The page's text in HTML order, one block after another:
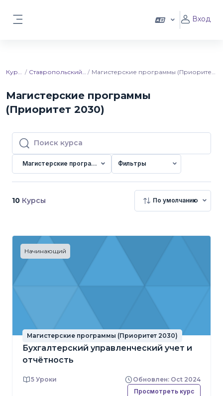
Вход
Курсы Ставропольский ГАУ Магистерские программы (Приоритет 2030)
Магистерские программы
(Приоритет 2030)
Поиск курса
Поиск курса
Магистерские программы (Приоритет 2030)
Фильтры
10 Курсы По умолчанию
Начинающий
Магистерские программы (Приоритет 2030)
Бухгалтерский управленческий учет и
отчётность
5 Уроки
Обновлен: Oct 2024
Просмотреть курс